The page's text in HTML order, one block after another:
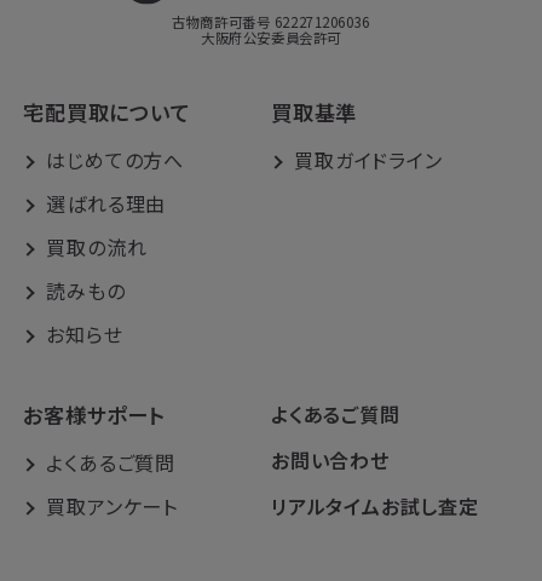
古物商許可番号 622271206036
大阪府公安委員会許可
宅配買取について
はじめての方へ
選ばれる理由
買取の流れ
読みもの
お知らせ
買取基準
買取ガイドライン
お客様サポート
よくあるご質問
買取アンケート
よくあるご質問
お問い合わせ
リアルタイムお試し査定